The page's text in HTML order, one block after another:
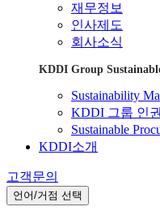
재무정보
인사제도
회사소식
KDDI Group
Sustainability
KDDI 그룹 인
Sustainable
KDDI소개
고객문의
언어/거점 선택